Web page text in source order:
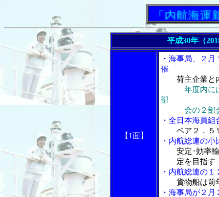
「内航海運新聞
平成30年（
【1面】
・海事局、２
催
荷主企業と
年度内に
部
会の２部会
・全日本海員
ベア２．５
・内航総連の
安定･効率
定を目指す
・内航総連の
貨物船は前
・海事局が２